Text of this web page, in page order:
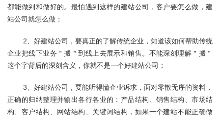
都能做到和做好的。最怕遇到这样的建站公司，客户要怎么做，建
站公司就怎么做；
企业把线下业务＂搬＂到线上去展示和销售。不能深刻理解＂搬＂
这个字背后的深刻含义，你就不是一个好建站公司；
正确的归纳整理并输出各行各业的：产品结构、销售结构、市场结
构、客户结构、网站结构、关键词结构，如果一个建站不能正确做